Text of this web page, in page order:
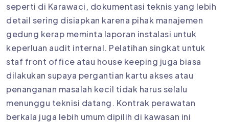
seperti di Karawaci, dokumentasi teknis yang lebih
detail sering disiapkan karena pihak manajemen
gedung kerap meminta laporan instalasi untuk
keperluan audit internal. Pelatihan singkat untuk
staf front office atau house keeping juga biasa
dilakukan supaya pergantian kartu akses atau
penanganan masalah kecil tidak harus selalu
menunggu teknisi datang. Kontrak perawatan
berkala juga lebih umum dipilih di kawasan ini